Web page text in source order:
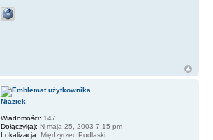
Niaziek
Wiadomości: 147
Dołączył(a): N maja 25, 2003 7:15 pm
Lokalizacja: Międzyrzec Podlaski